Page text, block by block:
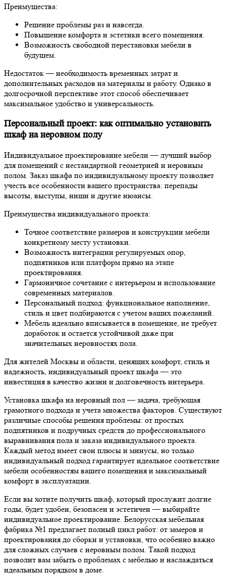
Преимущества:
Решение проблемы раз и навсегда.
Повышение комфорта и эстетики всего помещения.
Возможность свободной перестановки мебели в
будущем.
Недостаток — необходимость временных затрат и
дополнительных расходов на материалы и работу. Однако в
долгосрочной перспективе этот способ обеспечивает
максимальное удобство и универсальность.
Персональный проект: как оптимально установить
шкаф на неровном полу
Индивидуальное проектирование мебели — лучший выбор
для помещений с нестандартной геометрией и неровным
полом. Заказ шкафа по индивидуальному проекту позволяет
учесть все особенности вашего пространства: перепады
высоты, выступы, ниши и другие нюансы.
Преимущества индивидуального проекта:
Точное соответствие размеров и конструкции мебели
конкретному месту установки.
Возможность интеграции регулируемых опор,
подпятников или платформ прямо на этапе
проектирования.
Гармоничное сочетание с интерьером и использование
современных материалов.
Персональный подход: функциональное наполнение,
стиль и цвет подбираются с учетом ваших пожеланий.
Мебель идеально вписывается в помещение, не требует
доработок и остается устойчивой даже при
значительных неровностях пола.
Для жителей Москвы и области, ценящих комфорт, стиль и
надежность, индивидуальный проект шкафа — это
инвестиция в качество жизни и долговечность интерьера.
Установка шкафа на неровный пол — задача, требующая
грамотного подхода и учета множества факторов. Существуют
различные способы решения проблемы: от простых
подпятников и подручных средств до профессионального
выравнивания пола и заказа индивидуального проекта.
Каждый метод имеет свои плюсы и минусы, но только
индивидуальный подход гарантирует идеальное соответствие
мебели особенностям вашего помещения и максимальный
комфорт в эксплуатации.
Если вы хотите получить шкаф, который прослужит долгие
годы, будет удобен, безопасен и эстетичен — выбирайте
индивидуальное проектирование. Белорусская мебельная
фабрика №1 предлагает полный цикл работ: от замеров и
проектирования до сборки и установки, что особенно важно
для сложных случаев с неровным полом. Такой подход
позволит вам забыть о проблемах с мебелью и наслаждаться
идеальным порядком в доме.